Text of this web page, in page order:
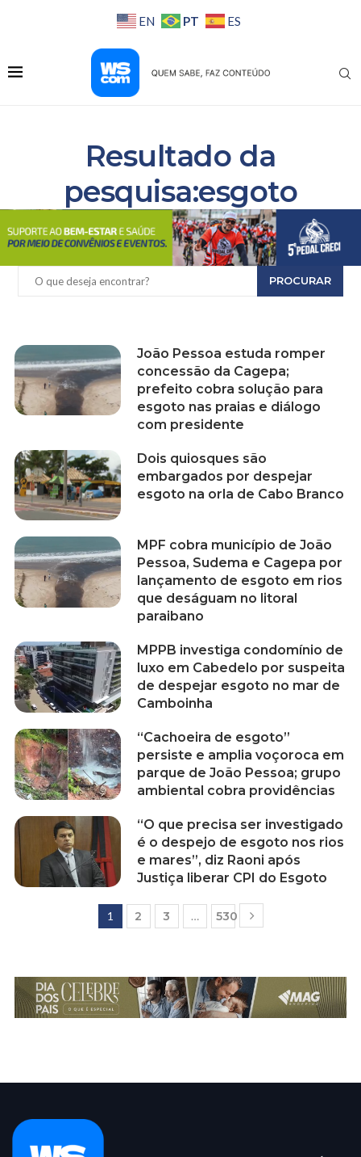
EN PT ES
Resultado da
pesquisa:esgoto
PROCURAR
João Pessoa estuda romper
concessão da Cagepa;
prefeito cobra solução para
esgoto nas praias e diálogo
com presidente
Dois quiosques são
embargados por despejar
esgoto na orla de Cabo Branco
MPF cobra município de João
Pessoa, Sudema e Cagepa por
lançamento de esgoto em rios
que deságuam no litoral
paraibano
MPPB investiga condomínio de
luxo em Cabedelo por suspeita
de despejar esgoto no mar de
Camboinha
“Cachoeira de esgoto”
persiste e amplia voçoroca em
parque de João Pessoa; grupo
ambiental cobra providências
“O que precisa ser investigado
é o despejo de esgoto nos rios
e mares”, diz Raoni após
Justiça liberar CPI do Esgoto
1 2 3 … 530